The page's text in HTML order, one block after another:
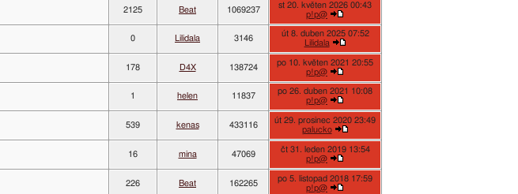
2125 Beat 1069237
st 20. květen 2026 00:43
p!p@
0 Lilidala 3146
út 8. duben 2025 07:52
Lilidala
178 D4X 138724
po 10. květen 2021 20:55
p!p@
1 helen 11837
po 26. duben 2021 10:08
p!p@
539 kenas 433116
út 29. prosinec 2020 23:49
palucko
16 mina 47069
čt 31. leden 2019 13:54
p!p@
226 Beat 162265
po 5. listopad 2018 17:59
p!p@